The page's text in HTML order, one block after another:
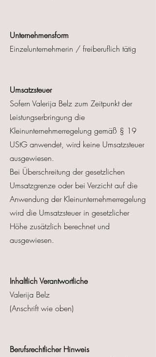
Unternehmensform
Einzelunternehmerin / freiberuflich tätig
Umsatzsteuer
Sofern Valerija Belz zum Zeitpunkt der
Leistungserbringung die
Kleinunternehmerregelung gemäß § 19
UStG anwendet, wird keine Umsatzsteuer
ausgewiesen.
Bei Überschreitung der gesetzlichen
Umsatzgrenze oder bei Verzicht auf die
Anwendung der Kleinunternehmerregelung
wird die Umsatzsteuer in gesetzlicher
Höhe zusätzlich berechnet und
ausgewiesen.
Inhaltlich Verantwortliche
Valerija Belz
(Anschrift wie oben)
Berufsrechtlicher Hinweis